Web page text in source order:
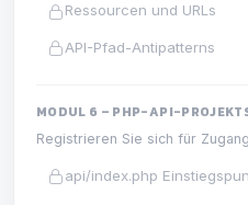
Ressourcen und URLs
API-Pfad-Antipatterns
MODUL 6 – PHP-API-
Registrieren Sie sich für
api/index.php